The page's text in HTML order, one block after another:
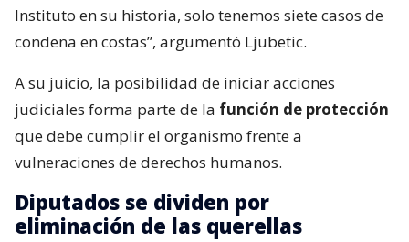
Instituto en su historia, solo tenemos siete casos de
condena en costas”, argumentó Ljubetic.
A su juicio, la posibilidad de iniciar acciones
judiciales forma parte de la función de protección
que debe cumplir el organismo frente a
vulneraciones de derechos humanos.
Diputados se dividen por
eliminación de las querellas